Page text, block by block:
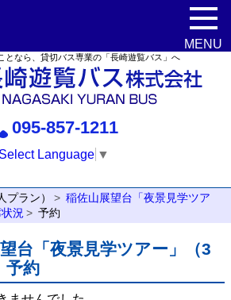
となら、貸切バス専業の「長崎遊覧バス」へ
095-857-1211
Select Language ▼
プラン）
稲佐山展望台「夜景見学ツア
況 予約
台「夜景見学ツアー」（3
予約